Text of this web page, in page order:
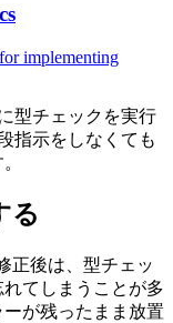
implementing
型チェックを実行
指示をしなくても
る
正後は、型チェッ
てしまうことが多
が残ったまま放置